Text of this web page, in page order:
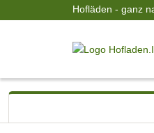
Hofläden - ganz